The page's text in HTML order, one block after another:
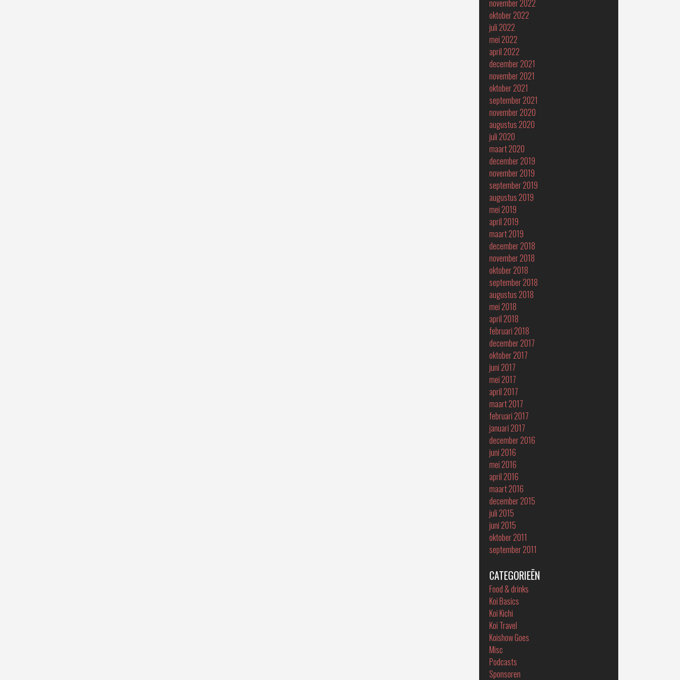
november 2022
oktober 2022
juli 2022
mei 2022
april 2022
december 2021
november 2021
oktober 2021
september 2021
november 2020
augustus 2020
juli 2020
maart 2020
december 2019
november 2019
september 2019
augustus 2019
mei 2019
april 2019
maart 2019
december 2018
november 2018
oktober 2018
september 2018
augustus 2018
mei 2018
april 2018
februari 2018
december 2017
oktober 2017
juni 2017
mei 2017
april 2017
maart 2017
februari 2017
januari 2017
december 2016
juni 2016
mei 2016
april 2016
maart 2016
december 2015
juli 2015
juni 2015
oktober 2011
september 2011
CATEGORIEËN
Food & drinks
Koi Basics
Koi Kichi
Koi Travel
Koishow Goes
Misc
Podcasts
Sponsoren